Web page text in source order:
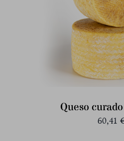
Queso
60,41